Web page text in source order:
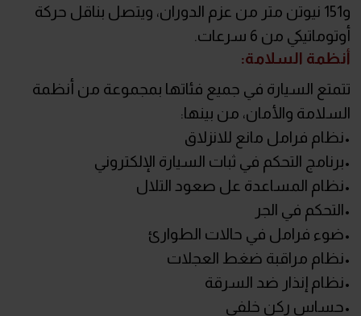
و151 نيوتن متر من عزم الدوران، ويتصل بناقل حركة
أوتوماتيكي من 6 سرعات.
أنظمة السلامة:
تتمتع السيارة في جميع فئاتها بمجموعة من أنظمة
السلامة والأمان، من بينها:
•نظام فرامل مانع للانزلاق
•برنامج التحكم في ثبات السيارة الإلكتروني
•نظام المساعدة عل صعود التلال
•التحكم في الجر
•ضوء فرامل في حالات الطوارئ
•نظام مراقبة ضغط العجلات
•نظام إنذار ضد السرقة
•حساس ركن خلفي